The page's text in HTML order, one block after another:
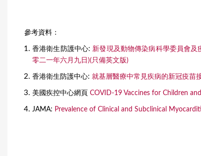
參考資料：
香港衛生防護中心: 新發現及動物傳染病科學委員會
零二一年六月九日)(只備英文版)
香港衛生防護中心: 就基層醫療中常見疾病的新冠疫苗
美國疾控中心網頁 COVID-19 Vaccines for Children
JAMA: Prevalence of Clinical and Subclinical